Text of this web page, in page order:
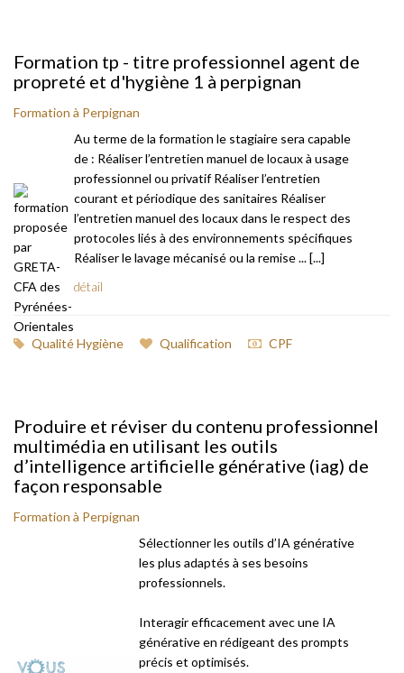
Formation tp - titre professionnel agent de
propreté et d'hygiène 1 à perpignan
Formation à Perpignan
Au terme de la formation le stagiaire sera capable
de : Réaliser l’entretien manuel de locaux à usage
professionnel ou privatif Réaliser l’entretien
courant et périodique des sanitaires Réaliser
l’entretien manuel des locaux dans le respect des
protocoles liés à des environnements spécifiques
Réaliser le lavage mécanisé ou la remise ... [...]
détail
Qualité Hygiène Qualification CPF
Produire et réviser du contenu professionnel
multimédia en utilisant les outils
d’intelligence artificielle générative (iag) de
façon responsable
Formation à Perpignan
Sélectionner les outils d’IA générative
les plus adaptés à ses besoins
professionnels.
Interagir efficacement avec une IA
générative en rédigeant des prompts
précis et optimisés.